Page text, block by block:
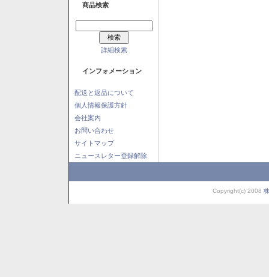
商品検索
詳細検索
インフォメーション
配送と返品について
個人情報保護方針
会社案内
お問い合わせ
サイトマップ
ニュースレター登録解除
Copyright(c) 2008